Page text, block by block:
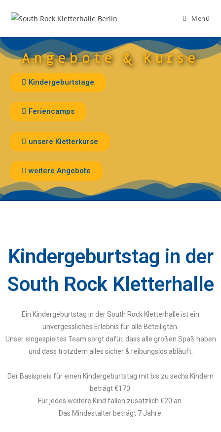
Menü
Angebote & Kurse
Kindergeburtstage
Feriencamps
unsere Kletterkurse
weitere Angebote
Kindergeburtstag in der
South Rock Kletterhalle
Ein Kindergeburtstag in der South Rock Kletterhalle ist ein
unvergessliches Erlebnis für alle Beteiligten.
Unser eingespieltes Team sorgt dafür, dass alle großen Spaß haben
und dass trotzdem alles sicher & reibungslos abläuft.
Der Basispreis für einen Kindergeburtstag mit bis zu sechs Kindern
beträgt €170.
Für jedes weitere Kind fallen zusätzlich €20 an.
Das Mindestalter beträgt 7 Jahre.